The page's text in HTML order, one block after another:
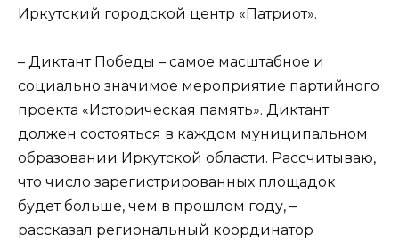
Иркутский городской центр «Патриот».
– Диктант Победы – самое масштабное и
социально значимое мероприятие партийного
проекта «Историческая память». Диктант
должен состояться в каждом муниципальном
образовании Иркутской области. Рассчитываю,
что число зарегистрированных площадок
будет больше, чем в прошлом году, –
рассказал региональный координатор